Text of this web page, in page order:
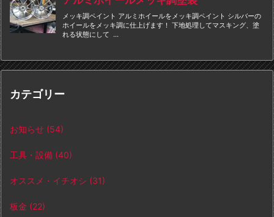
カテゴリー
お知らせ (54)
工具・設備 (40)
オススメ・イチオシ (31)
板金 (22)